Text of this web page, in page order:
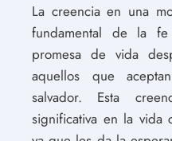
La creencia en una
fundamental de la
promesa de vida
aquellos que
salvador. Esta
significativa en la vida